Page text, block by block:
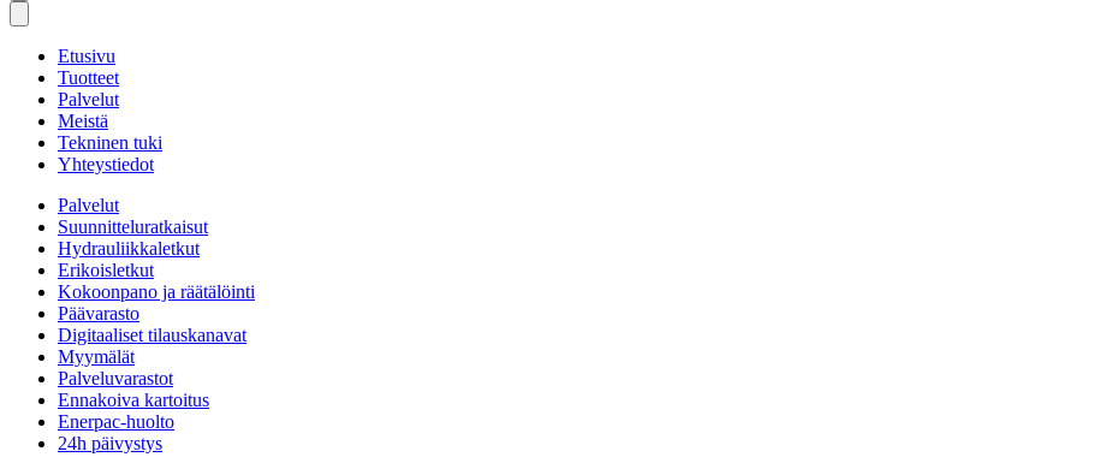
Etusivu
Tuotteet
Palvelut
Meistä
Tekninen tuki
Yhteystiedot
Palvelut
Suunnitteluratkaisut
Hydrauliikkaletkut
Erikoisletkut
Kokoonpano ja räätälöinti
Päävarasto
Digitaaliset tilauskanavat
Myymälät
Palveluvarastot
Ennakoiva kartoitus
Enerpac-huolto
24h päivystys